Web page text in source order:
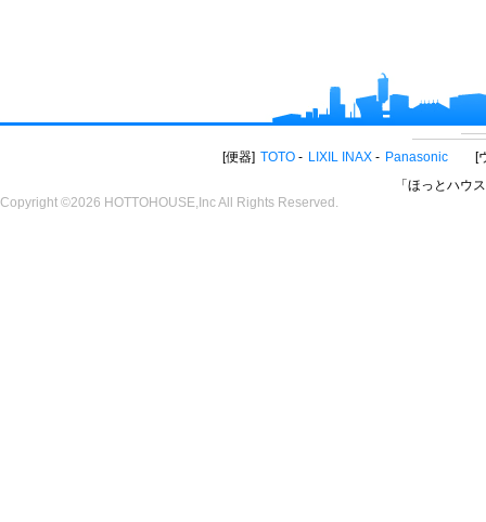
便器 TOTO LIXIL INAX Panasonic
「ほっとハウ
Copyright ©2026 HOTTOHOUSE,Inc All Rights Reserved.